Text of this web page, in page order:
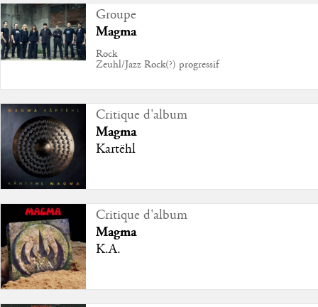
Groupe
Magma
Rock
Zeuhl/Jazz Rock(?) progressif
Critique d'album
Magma
Kartëhl
Critique d'album
Magma
K.A.